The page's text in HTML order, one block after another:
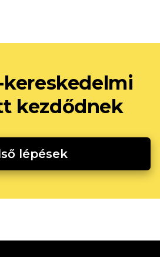
kereskedelmi
kezdődnek
lépések